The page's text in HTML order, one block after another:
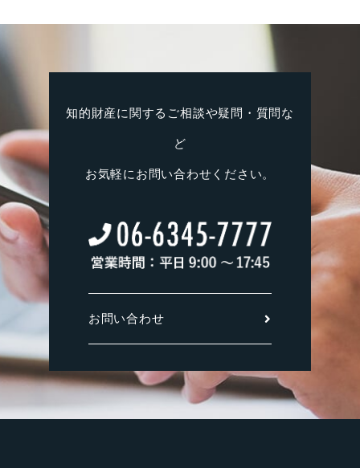
知的財産に関するご相談や疑問・質問な
ど
お気軽にお問い合わせください。
お問い合わせ